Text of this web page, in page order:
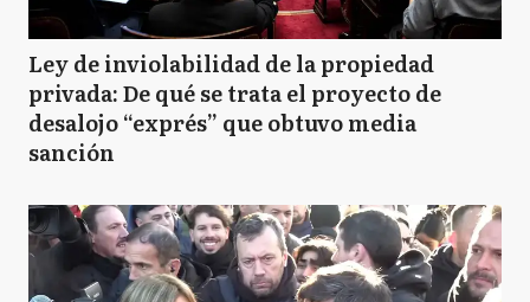
Ley de inviolabilidad de la propiedad
privada: De qué se trata el proyecto de
desalojo “exprés” que obtuvo media
sanción